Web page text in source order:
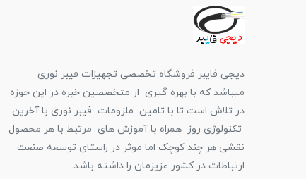
دیجی فایبر فروشگاه تخصصی تجهیزات فیبر نوری
میباشد که با بهره گیری از متخصصین خبره در این حوزه
در تلاش است تا با تامین ملزومات فیبر نوری با آخرین
تکنولوژی روز همراه با آموزش های مرتبط با هر محصول
نقشی هر چند کوچک اما موثر در راستای توسعه صنعت
ارتباطات در کشور عزیزمان را داشته باشد.